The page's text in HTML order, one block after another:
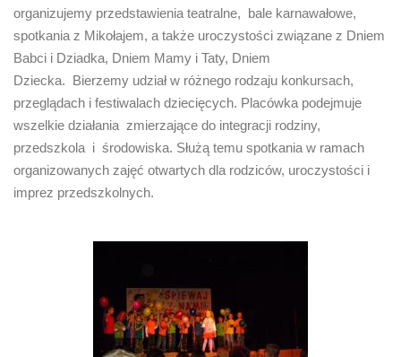
organizujemy przedstawienia teatralne, bale karnawałowe,
spotkania z Mikołajem, a także uroczystości związane z Dniem
Babci i Dziadka, Dniem Mamy i Taty, Dniem
Dziecka. Bierzemy udział w różnego rodzaju konkursach,
przeglądach i festiwalach dziecięcych. Placówka podejmuje
wszelkie działania zmierzające do integracji rodziny,
przedszkola i środowiska. Służą temu spotkania w ramach
organizowanych zajęć otwartych dla rodziców, uroczystości i
imprez przedszkolnych.